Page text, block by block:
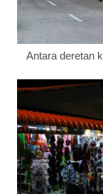
Antara deretan